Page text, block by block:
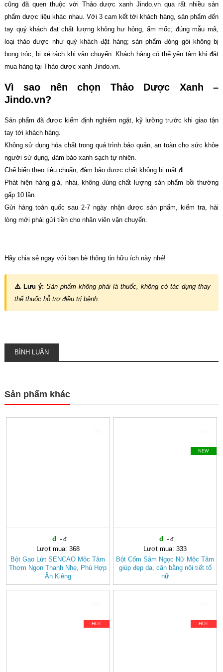
cũng đã quen thuộc với Thảo dược xanh Jindo.vn qua rất nhiều sản
phẩm dược liệu khác nhau. Với 3 cam kết tới khách hàng, sản phẩm đến
tay quý khách đạt chất lượng không hư hỏng, ẩm mốc; đúng mẫu mã,
loại thảo dược như quý khách đặt hàng; sản phẩm đóng gói không bị
bong tróc, bị xé rách khi vận chuyển. Khách hàng có thể yên tâm khi đặt
mua hàng tại Thảo dược xanh Jindo.vn.
Vì sao nên chọn Thảo Dược Xanh –
Jindo.vn?
Sản phẩm đã được kiểm định nghiêm ngặt, kỹ lưỡng trước khi giao tận
tay tới khách hàng.
Không sử dụng hóa chất trong quá trình bảo quản, an toàn cho sức khỏe
người sử dụng, đảm bảo xanh sạch tự nhiên.
Chế biến theo tiêu chuẩn, đảm bảo dược chất không bị mất đi.
Phát hiện hàng giả, nhái, không đúng chất lượng sản phẩm bồi thường
gấp 10 lần.
Gửi hàng toàn quốc sau 2-7 ngày nhận được sản phẩm, kiểm tra, hài
lòng mới phải gửi tiền cho nhân viên vận chuyển.
Hãy chia sẻ ngay với bạn bè thông tin hữu ích này nhé!
⚠️ Lưu ý: Sản phẩm không phải là thuốc, không có tác dụng thay
thế thuốc hỗ trợ điều trị bệnh.
BÌNH LUẬN
Sản phẩm khác
Lượt mua: 368
Bột Gạo Lứt SENCAO Mộc Tâm
Thơm Ngon Thanh Nhẹ, Phù Hợp
Ăn Kiêng
NEW
Lượt mua: 333
Bột Cốm Sâm Ngọc Nữ Mộc Tâm
giúp đẹp da, cân bằng nội tiết tố
nữ
HOT HOT